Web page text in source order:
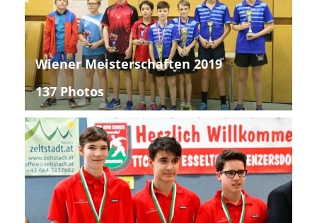
Wiener Meisterschaften 2019
137 Photos